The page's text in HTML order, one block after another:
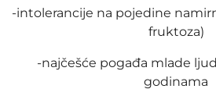
-intolerancije na pojedine
fruktoza)
-najčešće pogađa mlade
godinama